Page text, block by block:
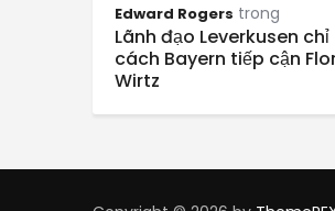
Edward Rogers trong
Lãnh đạo Leverkusen
cách Bayern tiếp cận
Wirtz